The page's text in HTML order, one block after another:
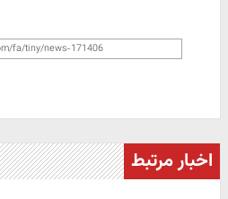
اخبار مرتبط